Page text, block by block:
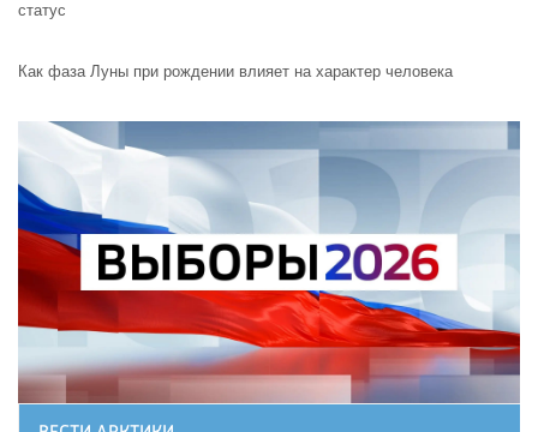
статус
Как фаза Луны при рождении влияет на характер человека